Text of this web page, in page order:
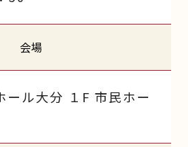
会場
ール大分 １F 市民ホー